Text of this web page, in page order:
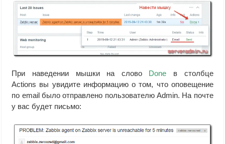
При наведении мышки на слово Done в столбце
Actions вы увидите информацию о том, что оповещение
по email было отправлено пользователю Admin. На почте
у вас будет письмо: